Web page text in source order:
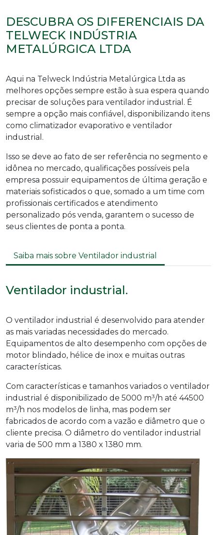
DESCUBRA OS DIFERENCIAIS DA
TELWECK INDÚSTRIA
METALÚRGICA LTDA
Aqui na Telweck Indústria Metalúrgica Ltda as
melhores opções sempre estão à sua espera quando
precisar de soluções para ventilador industrial . É
sempre a opção mais confiável, disponibilizando itens
como climatizador evaporativo e ventilador
industrial .
Isso se deve ao fato de ser referência no segmento e
idônea no mercado, qualificações possíveis pela
empresa possuir equipamentos de última geração e
materiais sofisticados o que, somado a um time com
profissionais certificados e atendimento
personalizado pós venda, garantem o sucesso de
seus clientes de ponta a ponta.
Saiba mais sobre Ventilador industrial
Ventilador industrial.
O ventilador industrial é desenvolvido para atender
as mais variadas necessidades do mercado.
Equipamentos de alto desempenho com opções de
motor blindado, hélice de inox e muitas outras
características.
Com características e tamanhos variados o ventilador
industrial é disponibilizado de 5000 m³/h até 44500
m³/h nos modelos de linha, mas podem ser
fabricados de acordo com a vazão e diâmetro que o
cliente precisa. O diâmetro do ventilador industrial
varia de 500 mm a 1380 x 1380 mm.